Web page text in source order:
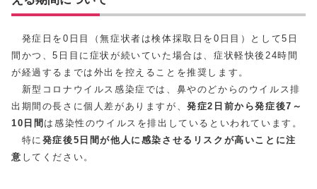
発症日を0日目（無症状者は検体採取日を0日目）として5日
間かつ、5日目に症状が続いていた場合は、症状軽快後24時間
が経過するまでは外出を控えることを推奨します。
新型コロナウイルス感染症では、鼻やのどからのウイルス排
出期間の長さに個人差がありますが、発症2日前から発症後7～
10日間 は感染性のウイルスを排出しているといわれています。
特に 発症後5日間が他人に感染させるリスクが高いことに注
意 してください。